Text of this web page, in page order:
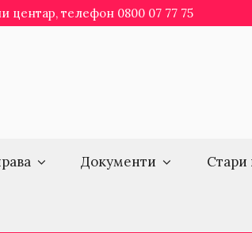
центар, телефон 0800 07 77 75
Документи Стари